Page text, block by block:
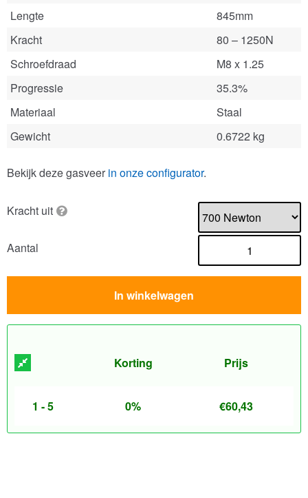
Lengte
845mm
Kracht
80 – 1250N
Schroefdraad
M8 x 1.25
Progressie
35.3%
Materiaal
Staal
Gewicht
0.6722 kg
Bekijk deze gasveer in onze configurator.
Kracht uit
Aantal
In winkelwagen
Korting Prijs
1 - 5 0% €60,43